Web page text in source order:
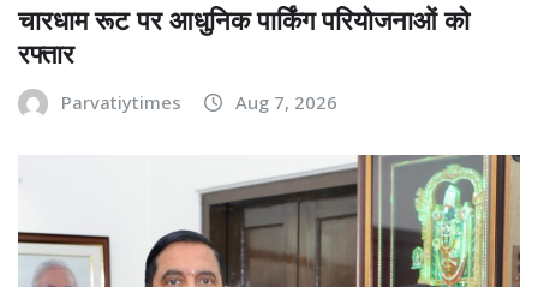
चारधाम रूट पर आधुनिक पार्किंग परियोजनाओं को
रफ्तार
Parvatiytimes Aug 7, 2026